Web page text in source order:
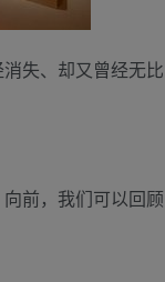
失、却又曾经无比
前，我们可以回顾